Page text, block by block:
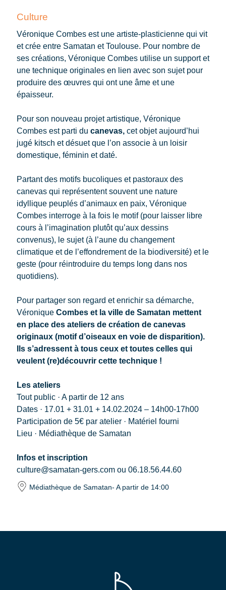
Culture
Véronique Combes est une artiste-plasticienne qui vit
et crée entre Samatan et Toulouse. Pour nombre de
ses créations, Véronique Combes utilise un support et
une technique originales en lien avec son sujet pour
produire des œuvres qui ont une âme et une
épaisseur.
Pour son nouveau projet artistique, Véronique
Combes est parti du canevas,cet objet aujourd’hui
jugé kitsch et désuet que l’on associe à un loisir
domestique, féminin et daté.
Partant des motifs bucoliques et pastoraux des
canevas qui représentent souvent une nature
idyllique peuplés d’animaux en paix, Véronique
Combes interroge à la fois le motif (pour laisser libre
cours à l’imagination plutôt qu’aux dessins
convenus), le sujet (à l’aune du changement
climatique et de l’effondrement de la biodiversité) et le
geste (pour réintroduire du temps long dans nos
quotidiens).
Pour partager son regard et enrichir sa démarche,
Véronique Combes et la ville de Samatan mettent
en place des ateliers de création de canevas
originaux (motif d’oiseaux en voie de disparition).
Ils s’adressent à tous ceux et toutes celles qui
veulent (re)découvrir cette technique !
Les ateliers
Tout public · A partir de 12 ans
Dates · 17.01 + 31.01 + 14.02.2024 – 14h00-17h00
Participation de 5€ par atelier · Matériel fourni
Lieu · Médiathèque de Samatan
Infos et inscription
culture@samatan-gers.com ou 06.18.56.44.60
Médiathèque de Samatan- A partir de 14:00